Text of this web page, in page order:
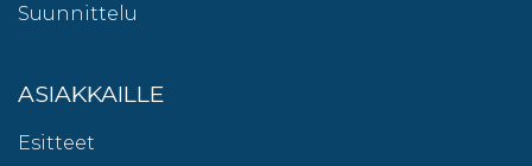
Suunnittelu
ASIAKKAILLE
Esitteet